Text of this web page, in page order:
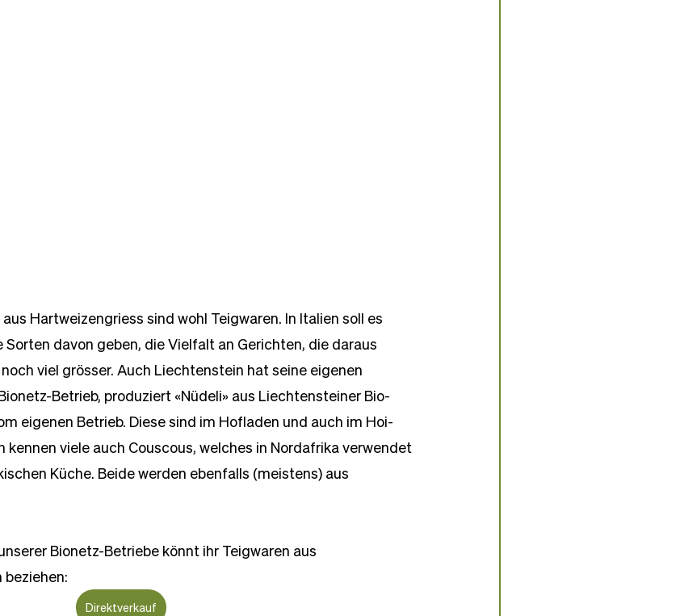
Hartweizengriess sind wohl Teigwaren. In Italien soll es
davon geben, die Vielfalt an Gerichten, die daraus
viel grösser. Auch Liechtenstein hat seine eigenen
Betrieb, produziert «Nüdeli» aus Liechtensteiner Bio-
eigenen Betrieb. Diese sind im Hofladen und auch im Hoi-
kennen viele auch Couscous, welches in Nordafrika verwendet
Küche. Beide werden ebenfalls (meistens) aus
Bionetz-Betriebe könnt ihr Teigwaren aus
Direktverkauf